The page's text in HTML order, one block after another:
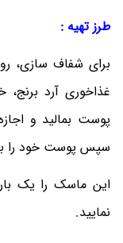
طرز تهیه :
غذاخوری آرد
سپس پوست خود را
نمایید.